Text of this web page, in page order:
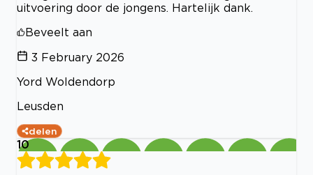
uitvoering door de jongens. Hartelijk dank.
Beveelt aan
3 February 2026
Yord Woldendorp
Leusden
delen
10